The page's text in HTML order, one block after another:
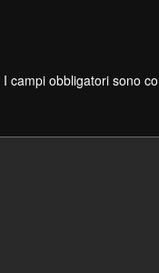
I campi obbligatori sono